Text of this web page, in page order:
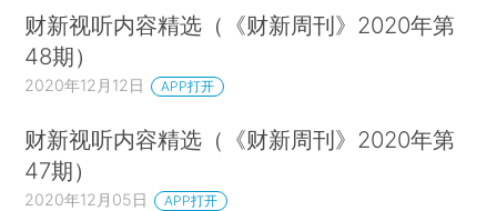
财新视听内容精选（《财新周刊》2020年第
48期）
2020年12月12日 APP打开
财新视听内容精选（《财新周刊》2020年第
47期）
2020年12月05日 APP打开